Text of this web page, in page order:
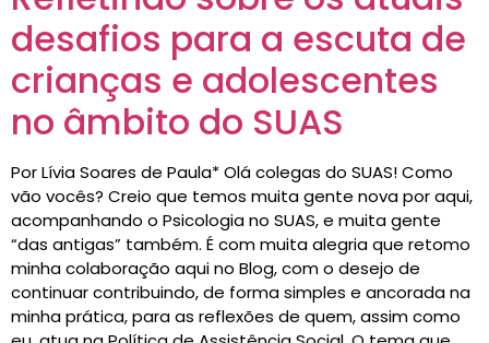
desafios para a escuta de
crianças e adolescentes
no âmbito do SUAS
Por Lívia Soares de Paula* Olá colegas do SUAS! Como
vão vocês? Creio que temos muita gente nova por aqui,
acompanhando o Psicologia no SUAS, e muita gente
“das antigas” também. É com muita alegria que retomo
minha colaboração aqui no Blog, com o desejo de
continuar contribuindo, de forma simples e ancorada na
minha prática, para as reflexões de quem, assim como